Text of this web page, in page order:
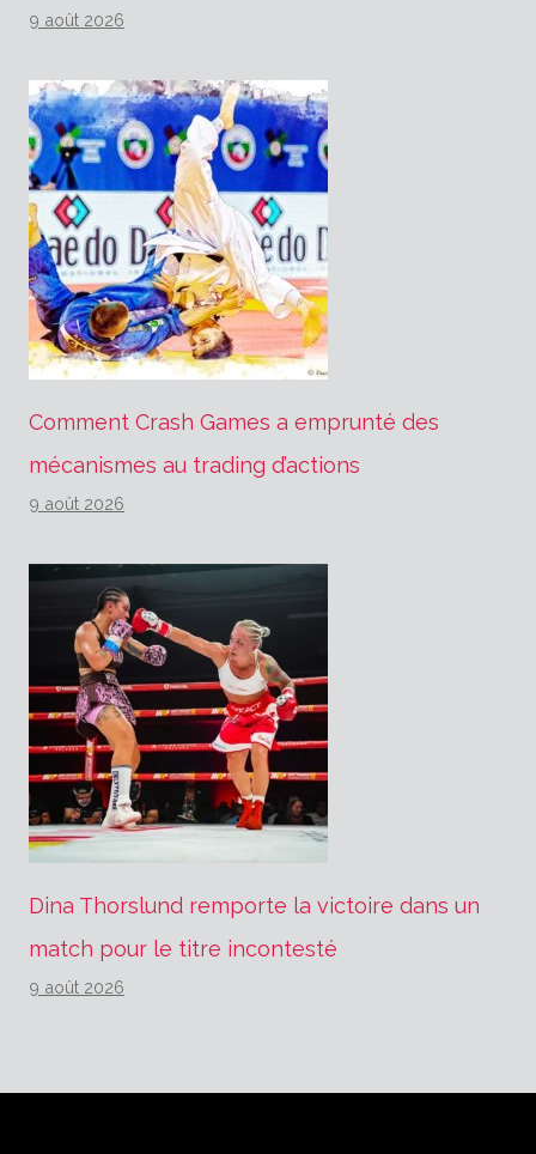
9 août 2026
Comment Crash Games a emprunté des
mécanismes au trading d’actions
9 août 2026
Dina Thorslund remporte la victoire dans un
match pour le titre incontesté
9 août 2026